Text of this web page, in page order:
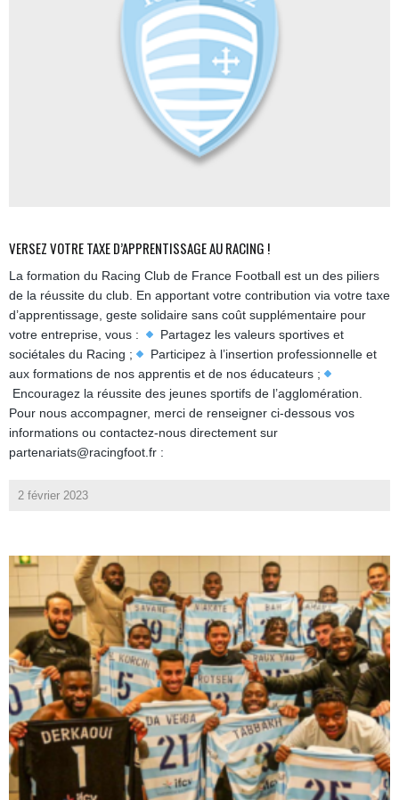
VERSEZ VOTRE TAXE D’APPRENTISSAGE AU RACING !
La formation du Racing Club de France Football est un des piliers
de la réussite du club. En apportant votre contribution via votre taxe
d’apprentissage, geste solidaire sans coût supplémentaire pour
votre entreprise, vous :
Partagez les valeurs sportives et
sociétales du Racing ;
Participez à l’insertion professionnelle et
aux formations de nos apprentis et de nos éducateurs ;
Encouragez la réussite des jeunes sportifs de l’agglomération.
Pour nous accompagner, merci de renseigner ci-dessous vos
informations ou contactez-nous directement sur
partenariats@racingfoot.fr :
2 février 2023